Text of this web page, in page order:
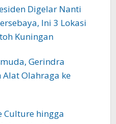
Digelar Nanti
Ini 3 Lokasi
Kuningan
Gerindra
Olahraga ke
Culture hingga